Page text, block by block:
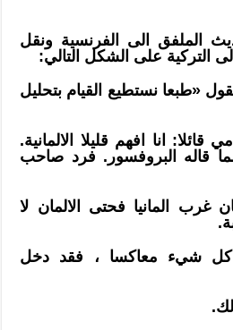
الملفق الى الفرنسية ونقل
التركية على الشكل التالي:
«طبعا نستطيع القيام بتحليل
قائلا: انا افهم قليلا الالمانية.
قاله البروفسور. فرد صاحب
المانيا فحتى الالمان لا
شيء معاكسا ، فقد دخل